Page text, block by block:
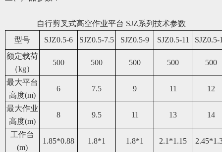
自行剪叉式高空作业平台 SJZ系列 技术参数
型号
SJZ0.5-6 SJZ0.5-7.5 SJZ0.5-9 SJZ0.5-11
SJZ0.5-
额定载荷
（kg）
500 500 500 500 500
最大平台
高度(m)
6 7.5 9 11 12
最大作业
高度(m)
8 9.5 11 13 14
工作台
(m)
1.85*0.88 1.8*1 1.8*1 2.1*1.15